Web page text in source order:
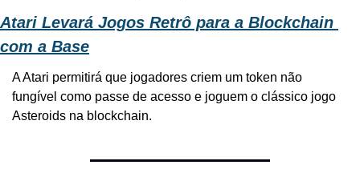
Atari Levará Jogos Retrô para a Blockchain
com a Base
A Atari permitirá que jogadores criem um token não
fungível como passe de acesso e joguem o clássico jogo
Asteroids na blockchain.